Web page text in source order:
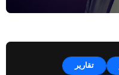
تقارير